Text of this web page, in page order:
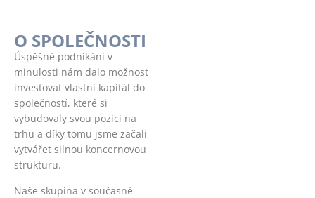
O SPOLEČNOSTI
Úspěšné podnikání v
minulosti nám dalo možnost
investovat vlastní kapitál do
společností, které si
vybudovaly svou pozici na
trhu a díky tomu jsme začali
vytvářet silnou koncernovou
strukturu.
Naše skupina v současné